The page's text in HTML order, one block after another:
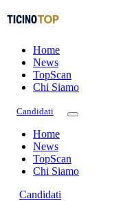
Home
News
TopScan
Chi Siamo
Candidati
Home
News
TopScan
Chi Siamo
Candidati